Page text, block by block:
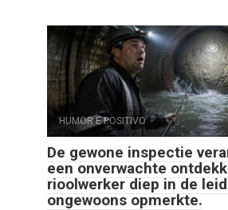
HUMOR E POSITIVO
De gewone inspectie
een onverwachte
rioolwerker diep in de
ongewoons opmerkte.